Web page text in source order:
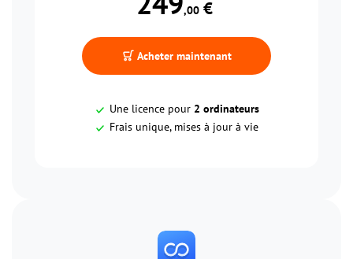
,00 €
Acheter maintenant
Une licence pour 2 ordinateurs
Frais unique, mises à jour à vie